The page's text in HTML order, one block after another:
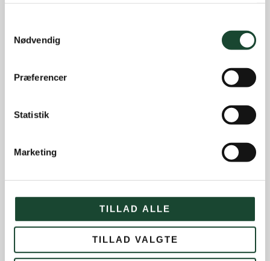
Nødvendig
Præferencer
Statistik
Marketing
TILLAD ALLE
TILLAD VALGTE